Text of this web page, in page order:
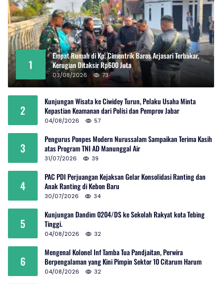
1
Empat Rumah di Kp. Cimentrik Baros Arjasari Terbakar,
Kerugian Ditaksir Rp600 Juta
03/08/2026 73
2
Kunjungan Wisata ke Ciwidey Turun, Pelaku Usaha Minta
Kepastian Keamanan dari Polisi dan Pemprov Jabar
04/08/2026 57
3
Pengurus Ponpes Modern Nurussalam Sampaikan Terima Kasih
atas Program TNI AD Manunggal Air
31/07/2026 39
4
PAC PDI Perjuangan Kejaksan Gelar Konsolidasi Ranting dan
Anak Ranting di Kebon Baru
30/07/2026 34
5
Kunjungan Dandim 0204/DS ke Sekolah Rakyat kota Tebing
Tinggi.
04/08/2026 32
6
Mengenal Kolonel Inf Tamba Tua Pandjaitan, Perwira
Berpengalaman yang Kini Pimpin Sektor 10 Citarum Harum
04/08/2026 32